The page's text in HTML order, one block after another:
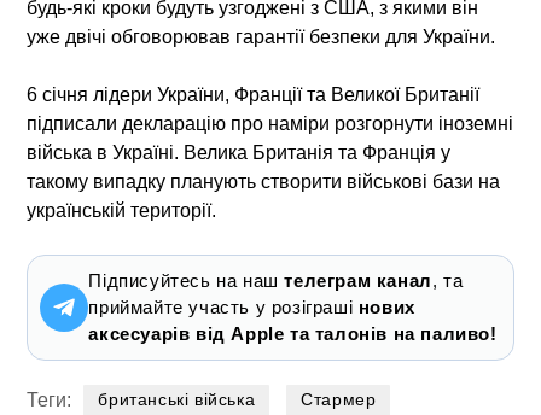
будь-які кроки будуть узгоджені з США, з якими він
уже двічі обговорював гарантії безпеки для України.
6 січня лідери України, Франції та Великої Британії
підписали декларацію про наміри розгорнути іноземні
війська в Україні. Велика Британія та Франція у
такому випадку планують створити військові бази на
українській території.
Підписуйтесь на наштелеграм канал, та
приймайте участь у розіграші нових
аксесуарів від Apple та талонів на паливо!
Теги: британські війська Стармер